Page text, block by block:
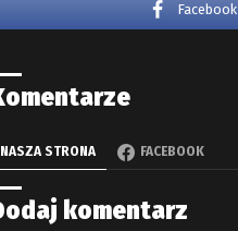
Facebook
NASZA STRONA FACEBOOK
komentarz